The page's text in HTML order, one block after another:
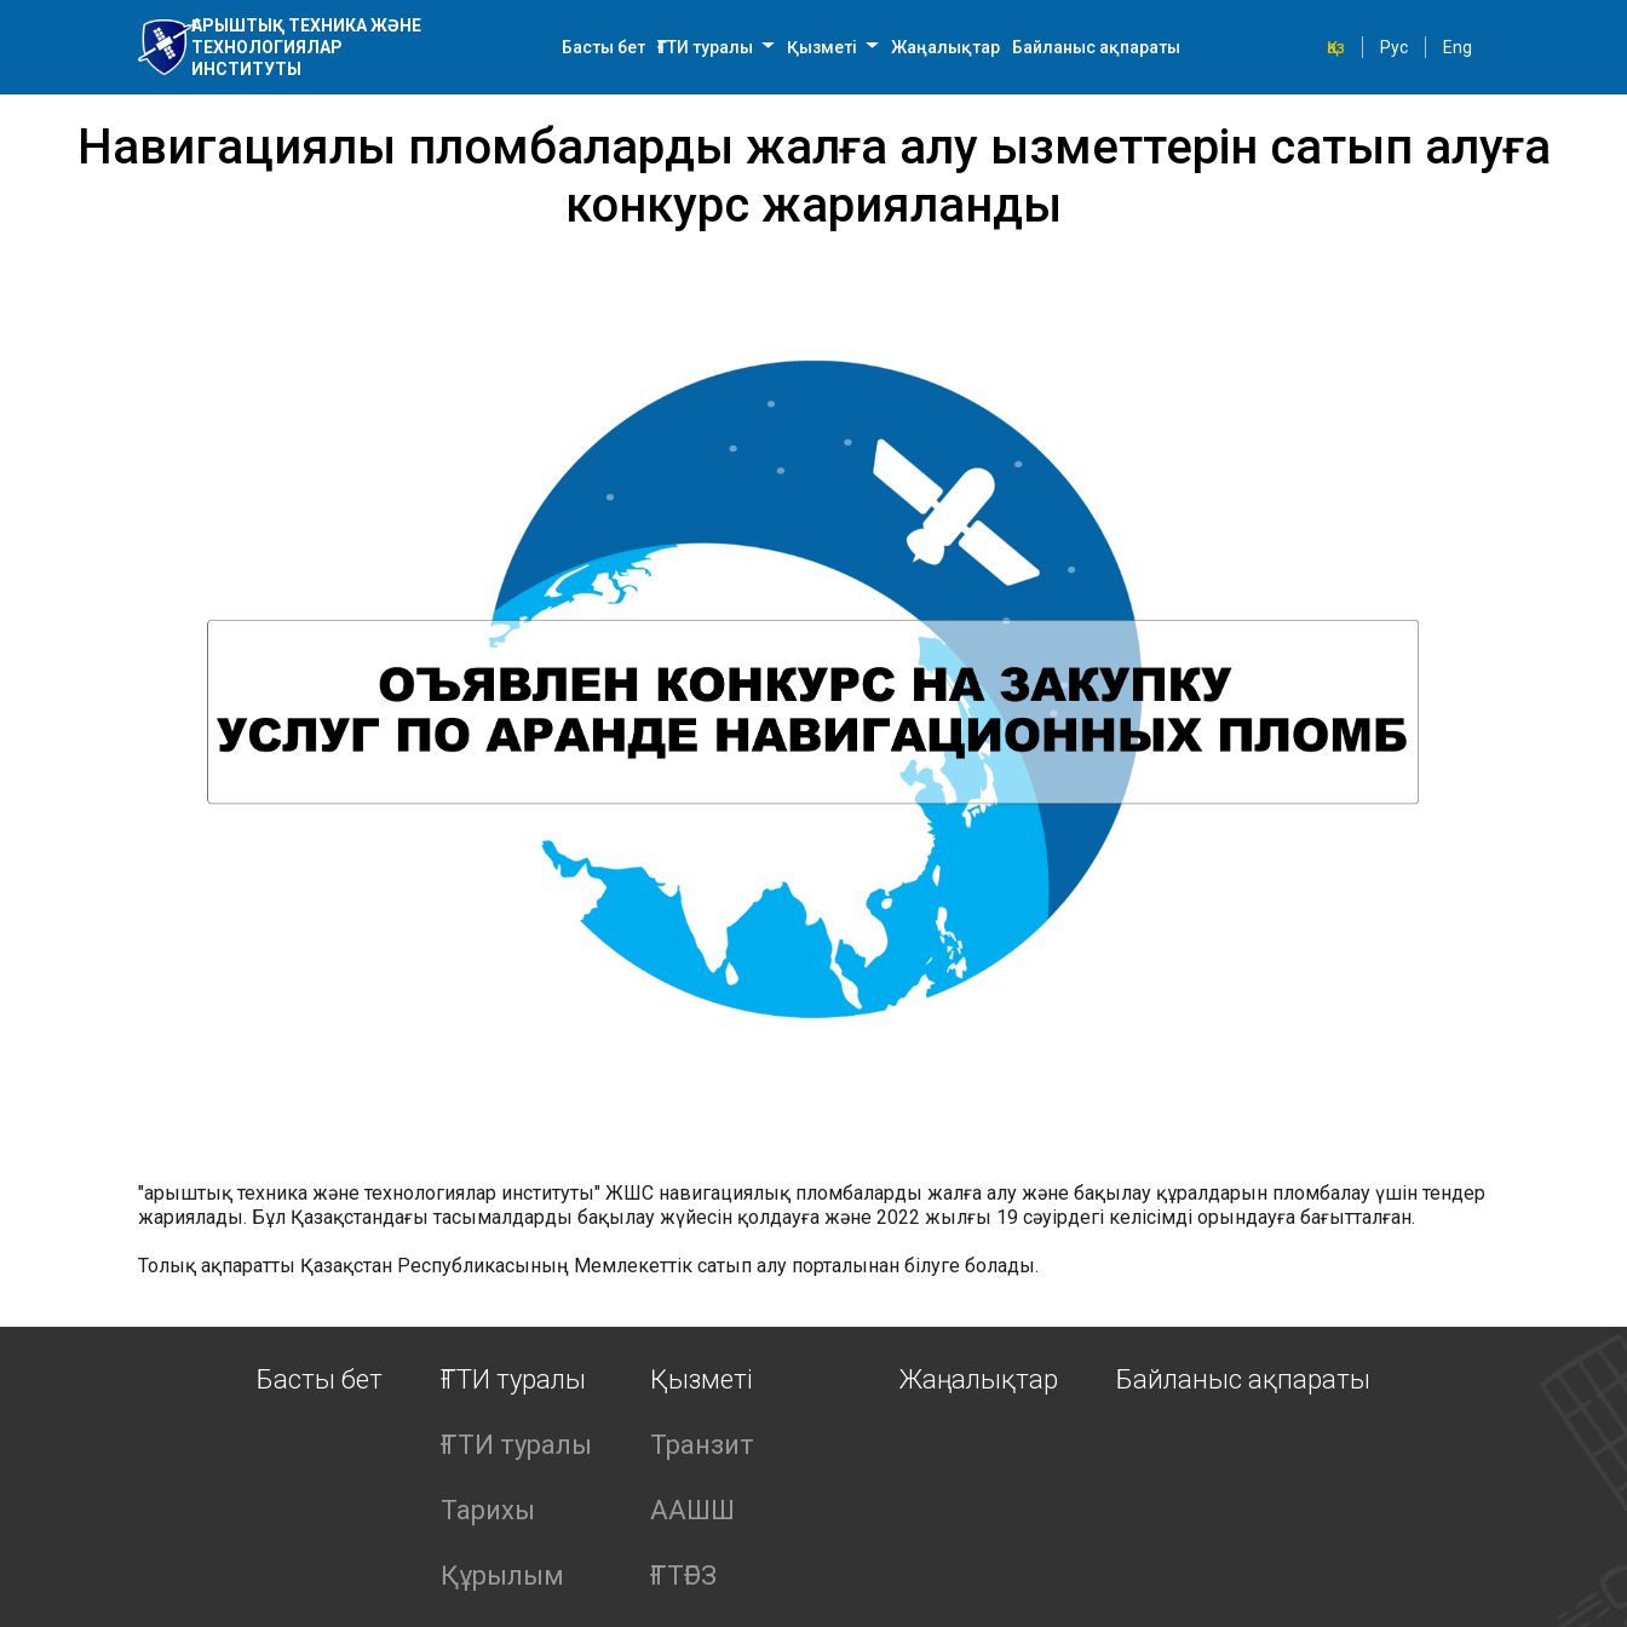
ҒАРЫШТЫҚ ТЕХНИКА ЖӘНЕ
ТЕХНОЛОГИЯЛАР
ИНСТИТУТЫ
Басты бет ҒТТИ туралы Қызметі Жаңалықтар Байланыс ақпараты Қаз Рус Eng
Навигациялық пломбаларды жалға алу қызметтерін сатып алуға
конкурс жарияланды
"Ғарыштық техника және технологиялар институты" ЖШС навигациялық пломбаларды жалға алу және бақылау құралдарын пломбалау үшін тендер
жариялады. Бұл Қазақстандағы тасымалдарды бақылау жүйесін қолдауға және 2022 жылғы 19 сәуірдегі келісімді орындауға бағытталған.
Толық ақпаратты Қазақстан Республикасының Мемлекеттік сатып алу порталынан білуге болады.
Басты бет ҒТТИ туралы
ҒТТИ туралы
Тарихы
Құрылым
Қызметі
Транзит
ААШШ
ҒТТҒЭЗ
Жаңалықтар Байланыс ақпараты